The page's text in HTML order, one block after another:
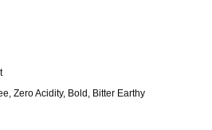
Zero Acidity, Bold, Bitter Earthy